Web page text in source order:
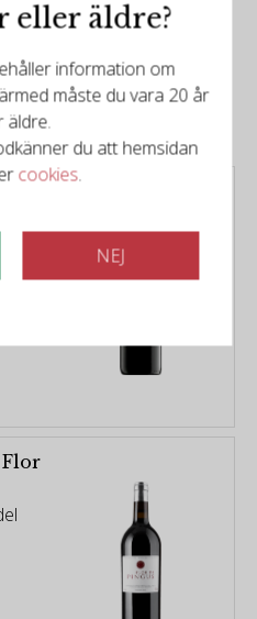
produkter
eller äldre?
information om
måste du vara 20 år
äldre.
du att hemsidan
cookies.
NEJ